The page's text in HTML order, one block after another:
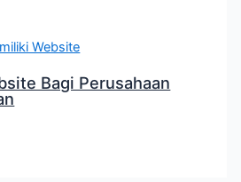
Bagi Perusahaan